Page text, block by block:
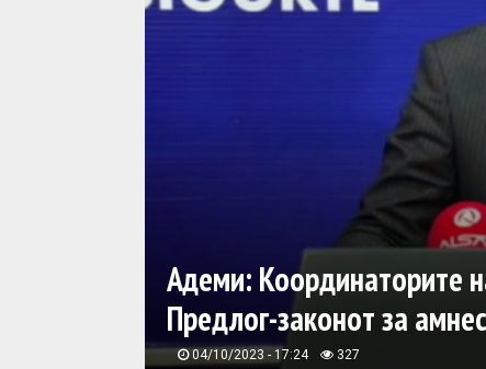
Адеми: Координаторите
Предлог-законот за
04/10/2023 - 17:24 327